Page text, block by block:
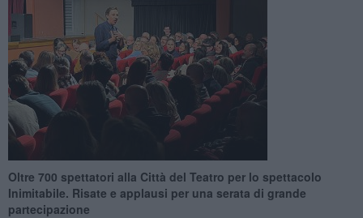
Oltre 700 spettatori alla Città del Teatro per lo spettacolo
Inimitabile. Risate e applausi per una serata di grande
partecipazione